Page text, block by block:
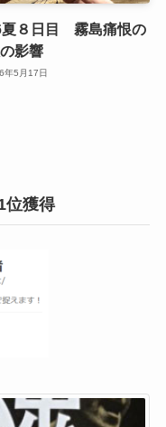
８日目 霧島痛恨の
影響
年5月17日
位獲得